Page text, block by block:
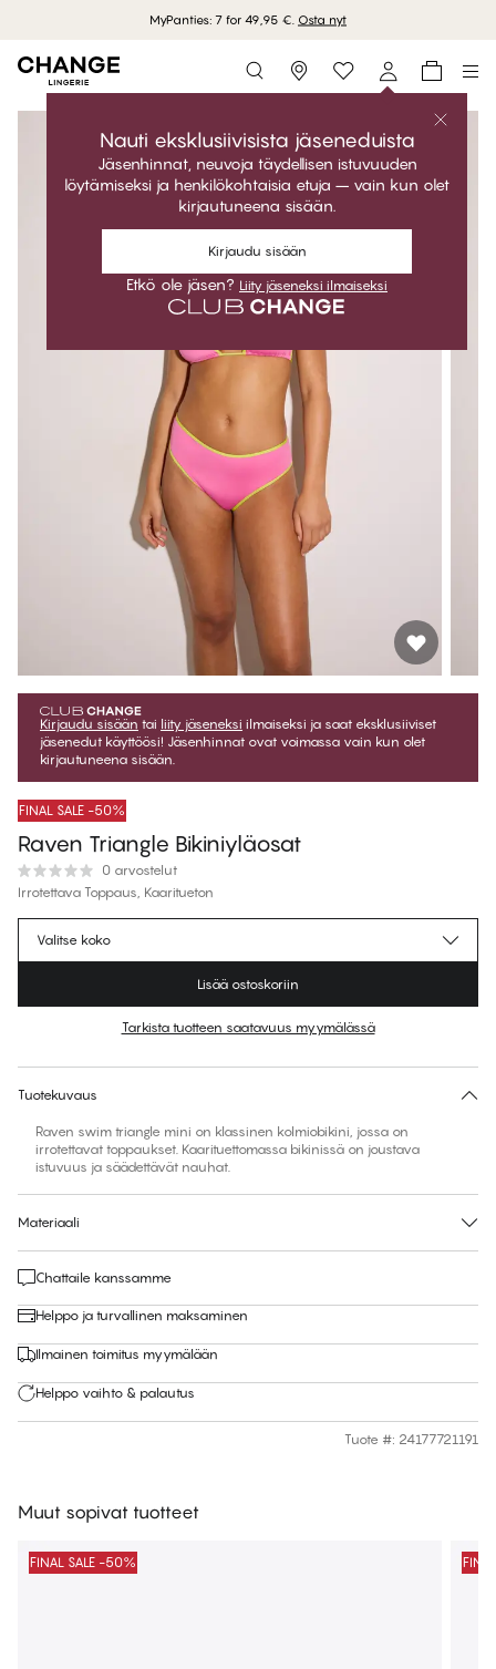
MyPanties: 7 for 49,95 €. Osta nyt
Storefinder
Nauti eksklusiivisista jäseneduista
Jäsenhinnat, neuvoja täydellisen istuvuuden
löytämiseksi ja henkilökohtaisia etuja – vain kun olet
kirjautuneena sisään.
Kirjaudu sisään
Etkö ole jäsen? Liity jäseneksi ilmaiseksi
Kirjaudu sisään tai liity jäseneksi ilmaiseksi ja saat eksklusiiviset
jäsenedut käyttöösi! Jäsenhinnat ovat voimassa vain kun olet
kirjautuneena sisään.
FINAL SALE -50%
Raven Triangle Bikiniyläosat
0 arvostelut
Irrotettava Toppaus, Kaaritueton
€39.95Normaalihinta
Ei ehdotettua kokoa tähän tuotteeseen
Valitse koko
Lisää ostoskoriin
Tarkista tuotteen saatavuus myymälässä
Tuotekuvaus
Raven swim triangle mini on klassinen kolmiobikini, jossa on
irrotettavat toppaukset. Kaarituettomassa bikinissä on joustava
istuvuus ja säädettävät nauhat.
Materiaali
Chattaile kanssamme
Helppo ja turvallinen maksaminen
Ilmainen toimitus myymälään
Helppo vaihto & palautus
Tuote #: 24177721191
Muut sopivat tuotteet
FINAL SALE -50%